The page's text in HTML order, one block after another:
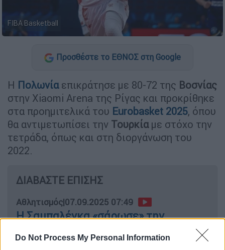
Do Not Process My Personal Information
FIBA Basketball
Προσθέστε το ΕΘΝΟΣ στη Google
Η Πολωνίαεπικράτησε με 80-72 της Βοσνίας
στην Xiaomi Arena της Ρίγας και προκρίθηκε
στα προημιτελικά του Eurobasket 2025, όπου
θα αντιμετωπίσει την Τουρκίαμε στόχο την
τετράδα, όπως και στη διοργάνωση του
2022.
ΔΙΑΒΑΣΤΕ ΕΠΙΣΗΣ
Αθλητισμός|07.09.2025 07:49
Η Σαμπαλένκα «σάρωσε» την
Ανισίμοβα και κατέκτησε το 4ο Grand
Slam στην καριέρα της